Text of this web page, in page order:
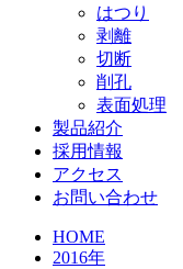
はつり
剥離
切断
削孔
表面処理
製品紹介
採用情報
アクセス
お問い合わせ
HOME
2016年